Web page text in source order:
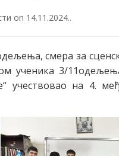
on 14.11.2024..
смера за
ученика 3/
учествовао на 4.